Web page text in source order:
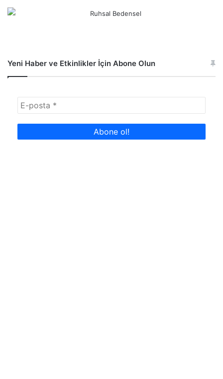
Yeni Haber ve Etkinlikler İçin Abone Olun